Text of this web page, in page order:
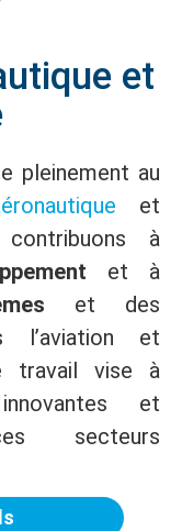
et
pleinement au
et
à
et à
et des
l’aviation et
travail vise à
et
secteurs